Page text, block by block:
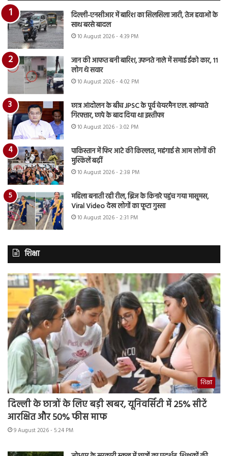
दिल्ली-एनसीआर में बारिश का सिलसिला जारी, तेज हवाओं के
साथ बरसे बादल
10 August 2026 - 4:39 PM
जान की आफत बनी बारिश, उफनते नाले में समाई ईको कार, 11
लोग थे सवार
10 August 2026 - 4:02 PM
छात्र आंदोलन के बीच JPSC के पूर्व चेयरमैन एल. खांग्याते
गिरफ्तार, छापे के बाद दिया था इस्तीफा
10 August 2026 - 3:02 PM
पाकिस्तान में फिर आटे की किल्लत, महंगाई से आम लोगों की
मुश्किलें बढ़ीं
10 August 2026 - 2:38 PM
महिला बनाती रही रील, ब्रिज के किनारे पहुंच गया मासूमस,
Viral Video देख लोगों का फूटा गुस्सा
10 August 2026 - 2:31 PM
शिक्षा
शिक्षा
दिल्ली के छात्रों के लिए बड़ी खबर, यूनिवर्सिटी में 25% सीटें
आरक्षित और 50% फीस माफ
9 August 2026 - 5:24 PM